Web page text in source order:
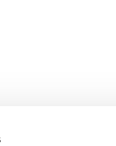
KOOPMAN